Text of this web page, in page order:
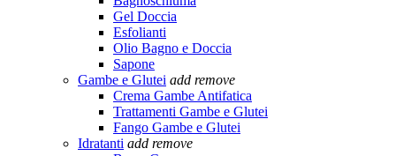
Gel Doccia
Esfolianti
Olio Bagno e Doccia
Sapone
Gambe e Glutei add remove
Crema Gambe Antifatica
Trattamenti Gambe e Glutei
Fango Gambe e Glutei
Idratanti add remove